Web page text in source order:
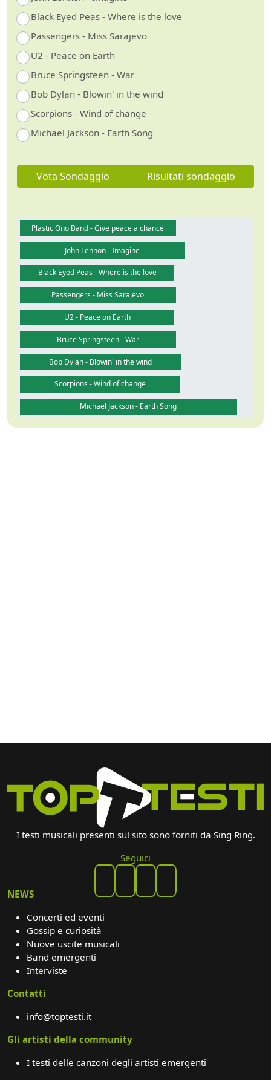
Black Eyed Peas - Where is the love
Passengers - Miss Sarajevo
U2 - Peace on Earth
Bruce Springsteen - War
Bob Dylan - Blowin' in the wind
Scorpions - Wind of change
Michael Jackson - Earth Song
Vota Sondaggio Risultati sondaggio
Plastic Ono Band - Give peace a chance
John Lennon - Imagine
Black Eyed Peas - Where is the love
Passengers - Miss Sarajevo
U2 - Peace on Earth
Bruce Springsteen - War
Bob Dylan - Blowin' in the wind
Scorpions - Wind of change
Michael Jackson - Earth Song
I testi musicali presenti sul sito sono forniti da Sing Ring.
Seguici
NEWS
Concerti ed eventi
Gossip e curiosità
Nuove uscite musicali
Band emergenti
Interviste
Contatti
info@toptesti.it
Gli artisti della community
I testi delle canzoni degli artisti emergenti